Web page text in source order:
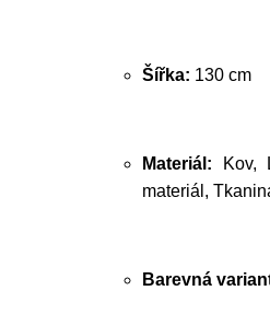
Šířka: 130 cm
Materiál: Kov,
materiál,
Barevná